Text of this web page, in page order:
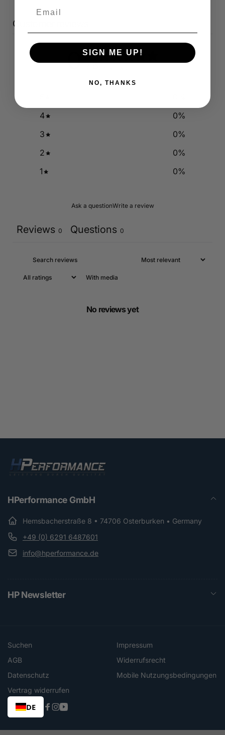
Customer reviews
0 / 5
4
0%
3
0%
2
0%
1
0%
Ask a questionWrite a review
Reviews 0 Questions 0
With media
No reviews yet
HPerformance GmbH
Hemsbacherstraße 8 • 74706 Osterburken • Germany
+49 (0) 6291 6487601
info@hperformance.de
HP Newsletter
Suchen
Impressum
AGB
Widerrufsrecht
Datenschutz
Mobile Nutzungsbedingungen
Vertrag widerrufen
DE
Facebook
Instagram
YouTube
SIGN ME UP!
NO, THANKS